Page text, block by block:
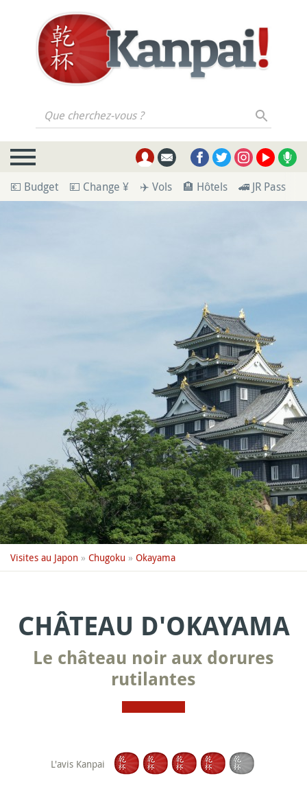
Que cherchez-vous ?
💶 Budget 💴 Change ¥ ✈️ Vols 🏨 Hôtels 🚄 JR Pass
Visites au Japon » Chugoku » Okayama
CHÂTEAU D'OKAYAMA
Le château noir aux dorures
rutilantes
L'avis Kanpai